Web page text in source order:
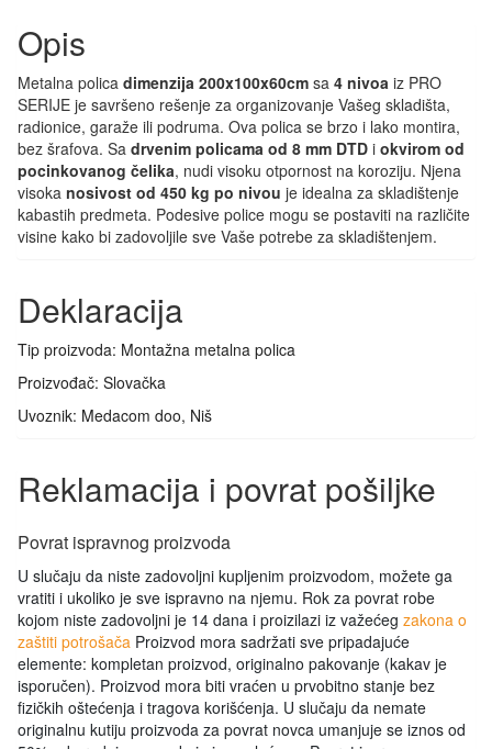
Opis
Metalna polica dimenzija 200x100x60cm sa 4 nivoa iz PRO
SERIJE je savršeno rešenje za organizovanje Vašeg skladišta,
radionice, garaže ili podruma. Ova polica se brzo i lako montira,
bez šrafova. Sa drvenim policama od 8 mm DTD i okvirom od
pocinkovanog čelika, nudi visoku otpornost na koroziju. Njena
visoka nosivost od 450 kg po nivou je idealna za skladištenje
kabastih predmeta. Podesive police mogu se postaviti na različite
visine kako bi zadovoljile sve Vaše potrebe za skladištenjem.
Deklaracija
Tip proizvoda: Montažna metalna polica
Proizvođač: Slovačka
Uvoznik: Medacom doo, Niš
Reklamacija i povrat pošiljke
Povrat ispravnog proizvoda
U slučaju da niste zadovoljni kupljenim proizvodom, možete ga
vratiti i ukoliko je sve ispravno na njemu. Rok za povrat robe
kojom niste zadovoljni je 14 dana i proizilazi iz važećeg zakona o
zaštiti potrošača Proizvod mora sadržati sve pripadajuće
elemente: kompletan proizvod, originalno pakovanje (kakav je
isporučen). Proizvod mora biti vraćen u prvobitno stanje bez
fizičkih oštećenja i tragova korišćenja. U slučaju da nemate
originalnu kutiju proizvoda za povrat novca umanjuje se iznos od